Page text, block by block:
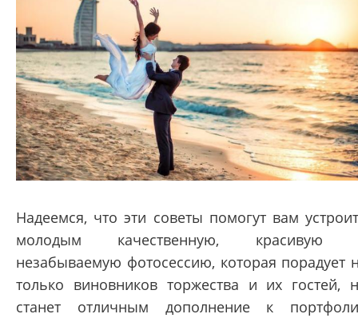
Надеемся, что эти советы помогут вам
молодым качественную, красивую
незабываемую фотосессию, которая порадует
только виновников торжества и их гостей,
станет отличным дополнение к